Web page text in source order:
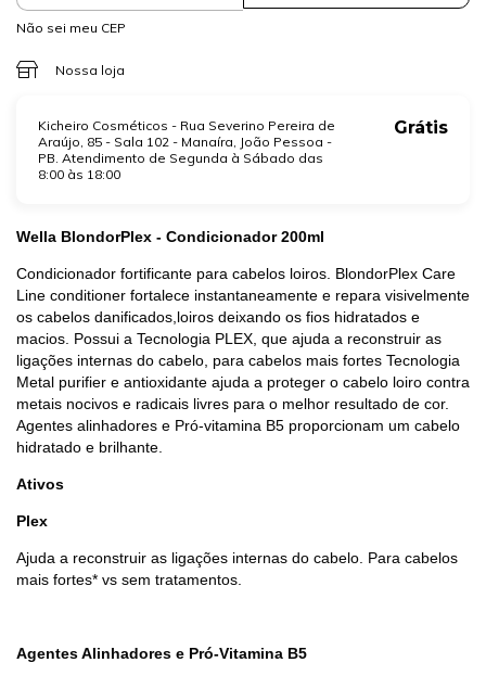
Não sei meu CEP
Nossa loja
Kicheiro Cosméticos - Rua Severino Pereira de
Araújo, 85 - Sala 102 - Manaíra, João Pessoa -
PB. Atendimento de Segunda à Sábado das
8:00 às 18:00
Grátis
Wella BlondorPlex - Condicionador 200ml
Condicionador fortificante para cabelos loiros. BlondorPlex Care
Line conditioner fortalece instantaneamente e repara visivelmente
os cabelos danificados,loiros deixando os fios hidratados e
macios. Possui a Tecnologia PLEX, que ajuda a reconstruir as
ligações internas do cabelo, para cabelos mais fortes Tecnologia
Metal purifier e antioxidante ajuda a proteger o cabelo loiro contra
metais nocivos e radicais livres para o melhor resultado de cor.
Agentes alinhadores e Pró-vitamina B5 proporcionam um cabelo
hidratado e brilhante.
Ativos
Plex
Ajuda a reconstruir as ligações internas do cabelo. Para cabelos
mais fortes* vs sem tratamentos.
Agentes Alinhadores e Pró-Vitamina B5